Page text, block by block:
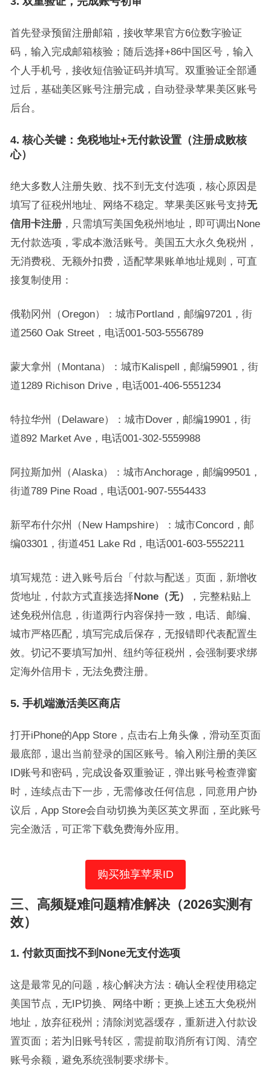
首先登录预留注册邮箱，接收苹果官方6位数字验证
码，输入完成邮箱核验；随后选择+86中国区号，输入
个人手机号，接收短信验证码并填写。双重验证全部通
过后，基础美区账号注册完成，自动登录苹果美区账号
后台。
4. 核心关键：免税地址+无付款设置（注册成败核
心）
绝大多数人注册失败、找不到无支付选项，核心原因是
填写了征税州地址、网络不稳定。苹果美区账号支持无
信用卡注册，只需填写美国免税州地址，即可调出None
无付款选项，零成本激活账号。美国五大永久免税州，
无消费税、无额外扣费，适配苹果账单地址规则，可直
接复制使用：
俄勒冈州（Oregon）：城市Portland，邮编97201，街
道2560 Oak Street，电话001-503-5556789
蒙大拿州（Montana）：城市Kalispell，邮编59901，街
道1289 Richison Drive，电话001-406-5551234
特拉华州（Delaware）：城市Dover，邮编19901，街
道892 Market Ave，电话001-302-5559988
阿拉斯加州（Alaska）：城市Anchorage，邮编99501，
街道789 Pine Road，电话001-907-5554433
新罕布什尔州（New Hampshire）：城市Concord，邮
编03301，街道451 Lake Rd，电话001-603-5552211
填写规范：进入账号后台「付款与配送」页面，新增收
货地址，付款方式直接选择None（无）
，完整粘贴上
述免税州信息，街道两行内容保持一致，电话、邮编、
城市严格匹配，填写完成后保存，无报错即代表配置生
效。切记不要填写加州、纽约等征税州，会强制要求绑
定海外信用卡，无法免费注册。
5. 手机端激活美区商店
打开iPhone的App Store，点击右上角头像，滑动至页面
最底部，退出当前登录的国区账号。输入刚注册的美区
ID账号和密码，完成设备双重验证，弹出账号检查弹窗
时，连续点击下一步，无需修改任何信息，同意用户协
议后，App Store会自动切换为美区英文界面，至此账号
完全激活，可正常下载免费海外应用。
购买独享苹果ID
三、高频疑难问题精准解决（2026实测有
效）
1. 付款页面找不到None无支付选项
这是最常见的问题，核心解决方法：确认全程使用稳定
美国节点，无IP切换、网络中断；更换上述五大免税州
地址，放弃征税州；清除浏览器缓存，重新进入付款设
置页面；若为旧账号转区，需提前取消所有订阅、清空
账号余额，避免系统强制要求绑卡。